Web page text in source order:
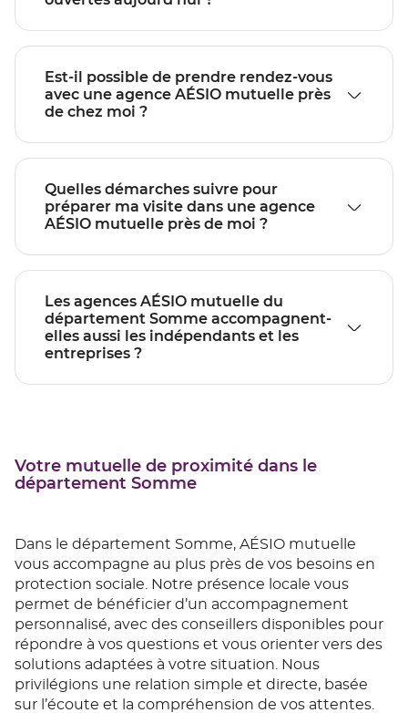
Est-il possible de prendre rendez-vous
avec une agence AÉSIO mutuelle près
de chez moi ?
Quelles démarches suivre pour
préparer ma visite dans une agence
AÉSIO mutuelle près de moi ?
Les agences AÉSIO mutuelle du
département Somme accompagnent-
elles aussi les indépendants et les
entreprises ?
Votre mutuelle de proximité dans le
département Somme
Dans le département Somme, AÉSIO mutuelle
vous accompagne au plus près de vos besoins en
protection sociale. Notre présence locale vous
permet de bénéficier d’un accompagnement
personnalisé, avec des conseillers disponibles pour
répondre à vos questions et vous orienter vers des
solutions adaptées à votre situation. Nous
privilégions une relation simple et directe, basée
sur l’écoute et la compréhension de vos attentes.